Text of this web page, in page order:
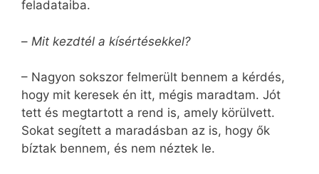
feladataiba.
– Mit kezdtél a kísértésekkel?
– Nagyon sokszor felmerült bennem a kérdés,
hogy mit keresek én itt, mégis maradtam. Jót
tett és megtartott a rend is, amely körülvett.
Sokat segített a maradásban az is, hogy ők
bíztak bennem, és nem néztek le.